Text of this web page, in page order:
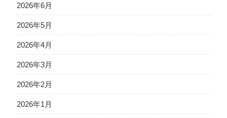
2026年6月
2026年5月
2026年4月
2026年3月
2026年2月
2026年1月